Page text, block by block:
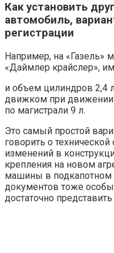
Как установить
автомобиль,
регистрации
Например, на «Газель»
«Даймлер крайслер»,
и объем цилиндров 2,4
движком при движении
по магистрали 9 л.
Это самый простой
говорить о
изменений в
крепления на новом
машины в подкапотном
документов тоже
достаточно